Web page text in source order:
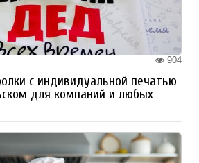
904
с индивидуальной печатью
для компаний и любых